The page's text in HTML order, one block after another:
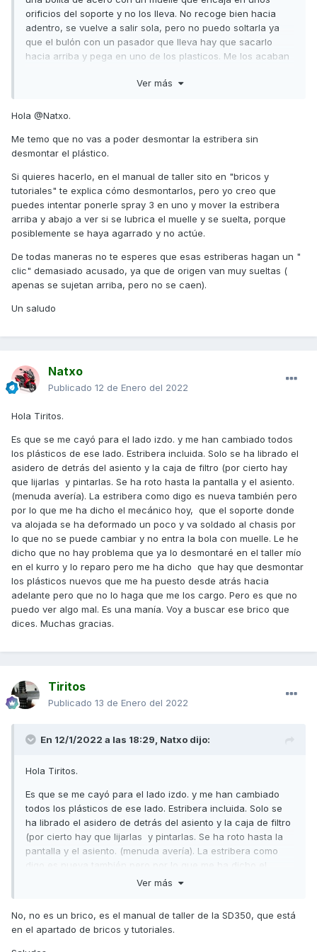
orificios del soporte y no los lleva. No recoge bien hacia
adentro, se vuelve a salir sola, pero no puedo soltarla ya
que el bulón con un pasador que lleva hay que sacarlo
hacia arriba y pega en uno de los plasticos. Me los acaban
foto a ver si sé para decir que plástico es. Gracias de
Ver más
Hola @Natxo.
Me temo que no vas a poder desmontar la estribera sin
desmontar el plástico.
Si quieres hacerlo, en el manual de taller sito en "bricos y
tutoriales" te explica cómo desmontarlos, pero yo creo que
puedes intentar ponerle spray 3 en uno y mover la estribera
arriba y abajo a ver si se lubrica el muelle y se suelta, porque
posiblemente se haya agarrado y no actúe.
De todas maneras no te esperes que esas estriberas hagan un "
clic" demasiado acusado, ya que de origen van muy sueltas (
apenas se sujetan arriba, pero no se caen).
Un saludo
Natxo
Publicado 12 de Enero del 2022
Hola Tiritos.
Es que se me cayó para el lado izdo. y me han cambiado todos
los plásticos de ese lado. Estribera incluida. Solo se ha librado el
asidero de detrás del asiento y la caja de filtro (por cierto hay
que lijarlas y pintarlas. Se ha roto hasta la pantalla y el asiento.
(menuda avería). La estribera como digo es nueva también pero
por lo que me ha dicho el mecánico hoy, que el soporte donde
va alojada se ha deformado un poco y va soldado al chasis por
lo que no se puede cambiar y no entra la bola con muelle. Le he
dicho que no hay problema que ya lo desmontaré en el taller mío
en el kurro y lo reparo pero me ha dicho que hay que desmontar
los plásticos nuevos que me ha puesto desde atrás hacia
adelante pero que no lo haga que me los cargo. Pero es que no
puedo ver algo mal. Es una manía. Voy a buscar ese brico que
dices. Muchas gracias.
Tiritos
Publicado 13 de Enero del 2022
En 12/1/2022 a las 18:29, Natxo dijo:
Hola Tiritos.
Es que se me cayó para el lado izdo. y me han cambiado
todos los plásticos de ese lado. Estribera incluida. Solo se
ha librado el asidero de detrás del asiento y la caja de filtro
(por cierto hay que lijarlas y pintarlas. Se ha roto hasta la
pantalla y el asiento. (menuda avería). La estribera como
digo es nueva también pero por lo que me ha dicho el
mecánico hoy, que el soporte donde va alojada se ha
que no hay problema que ya lo desmontaré en el taller mío
en el kurro y lo reparo pero me ha dicho que hay que
Ver más
No, no es un brico, es el manual de taller de la SD350, que está
en el apartado de bricos y tutoriales.